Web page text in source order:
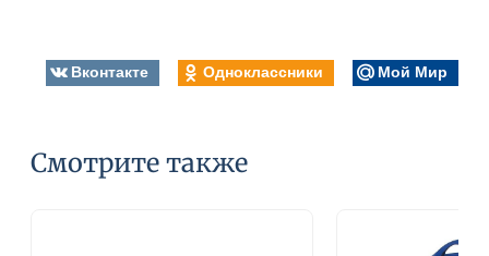
Вконтакте Одноклассники Мой Мир
Смотрите также